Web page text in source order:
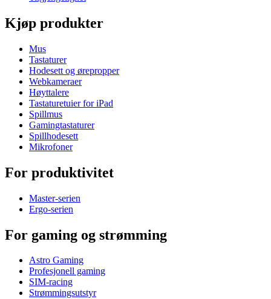
Kjøp produkter
Mus
Tastaturer
Hodesett og ørepropper
Webkameraer
Høyttalere
Tastaturetuier for iPad
Spillmus
Gamingtastaturer
Spillhodesett
Mikrofoner
For produktivitet
Master-serien
Ergo-serien
For gaming og strømming
Astro Gaming
Profesjonell gaming
SIM-racing
Strømmingsutstyr